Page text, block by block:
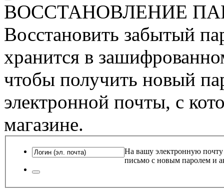
ВОССТАНОВЛЕНИЕ
Восстановить забытый
хранится в
чтобы получить новый
электронной почты, с
магазине.
На вашу электронную почту
письмо с новым паролем и